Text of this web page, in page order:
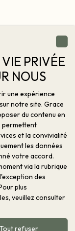
PRIVÉE
NOUS
une expérience
notre site. Grace
du contenu en
permettent
et la convivialité
les données
votre accord.
via la rubrique
des
plus
veuillez consulter
Tout refuser